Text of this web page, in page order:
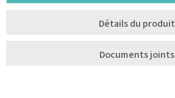
Détails du produit
Documents joints